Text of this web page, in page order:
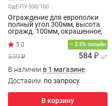
ОдЕ-ПУ-300/100
Ограждение для европолки
полный угол 300мм, высота
огражд. 100мм, окрашенное,
− 2.5% онлайн
599 ₽ 584 ₽ шт
В наличии в 1 магазине
Доставим по запросу
В корзину